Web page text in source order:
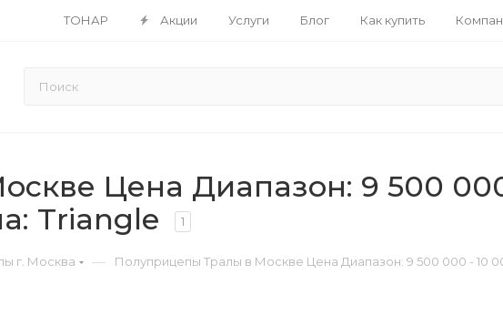
ТОНАР Акции Услуги Блог Как купить
Цена Диапазон: 9 500
Triangle
1
г. Москва — Полуприцепы Тралы в Москве Цена Диапазон: 9 500 000 - 10